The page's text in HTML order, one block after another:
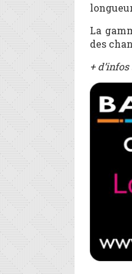
La
des
+